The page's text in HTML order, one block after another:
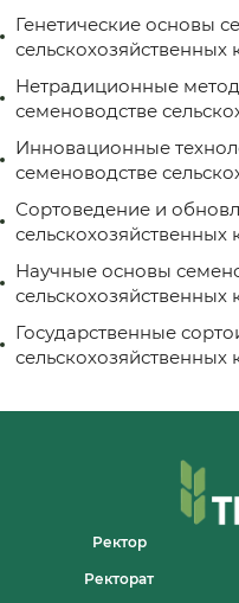
Генетические основы
сельскохозяйственных
Нетрадиционные
семеноводстве
Инновационные
семеноводстве
Сортоведение и
сельскохозяйственных
Научные основы
сельскохозяйственных
Государственные
сельскохозяйственных
Ректор
Ректорат